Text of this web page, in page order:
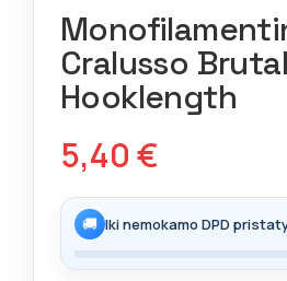
Cralusso Brutal
Hooklength
5,40€
🚚 Iki nemokamo DPD